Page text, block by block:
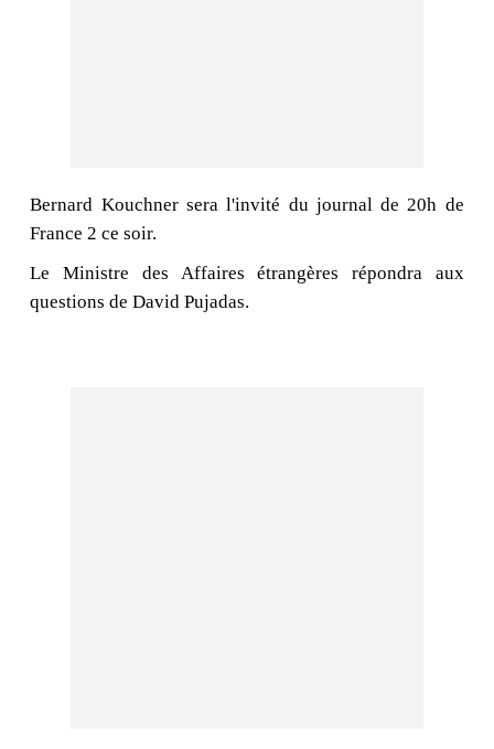
Bernard Kouchner sera l'invité du journal de 20h de
France 2 ce soir.
Le Ministre des Affaires étrangères répondra aux
questions de David Pujadas.